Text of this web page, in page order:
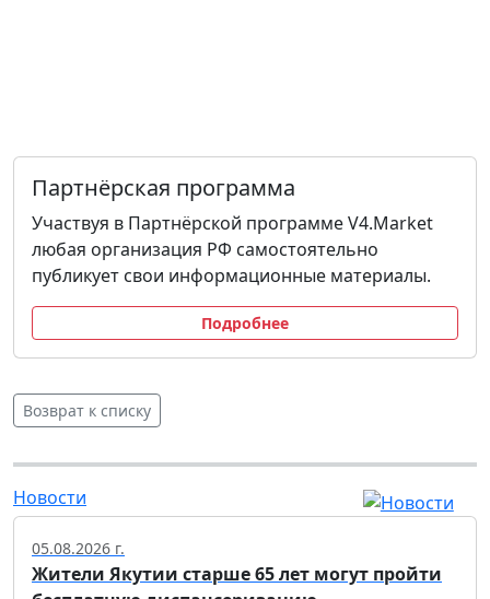
Партнёрская программа
Участвуя в Партнёрской программе V4.Market
любая организация РФ самостоятельно
публикует свои информационные материалы.
Подробнее
Возврат к списку
Новости
05.08.2026 г.
Жители Якутии старше 65 лет могут пройти